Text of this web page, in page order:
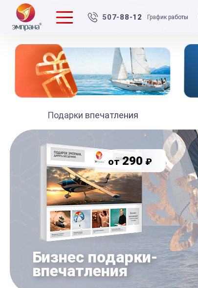
507-88-12 График работы
Подарки впечатления
от290 ₽
Бизнес подарки-
впечатления